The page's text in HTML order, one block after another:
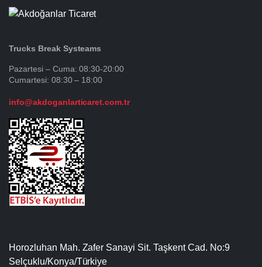
Trucks Break Systeams
Pazartesi – Cuma: 08:30-20:00
Cumartesi: 08:30 – 18:00
info@akdoganlarticaret.com.tr
Horozluhan Mah. Zafer Sanayi Sit. Taşkent Cad. No:9
Selçuklu/Konya/Türkiye